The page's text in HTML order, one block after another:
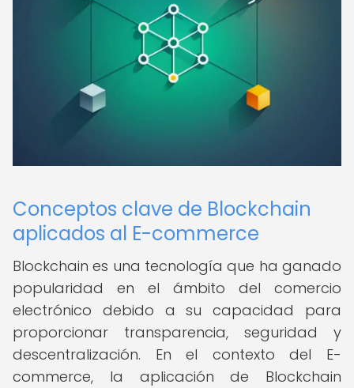
Conceptos clave de Blockchain
aplicados al E-commerce
Blockchain es una tecnología que ha ganado
popularidad en el ámbito del comercio
electrónico debido a su capacidad para
proporcionar transparencia, seguridad y
descentralización. En el contexto del E-
commerce, la aplicación de Blockchain